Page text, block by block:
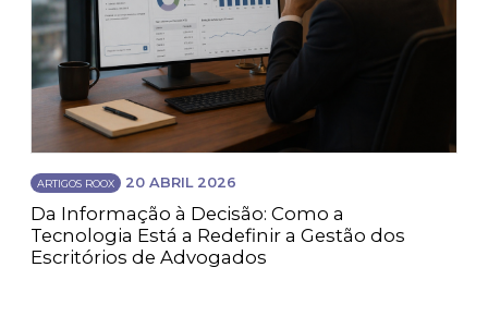
ARTIGOS ROOX 20 ABRIL 2026
Da Informação à Decisão: Como a
Tecnologia Está a Redefinir a Gestão dos
Escritórios de Advogados